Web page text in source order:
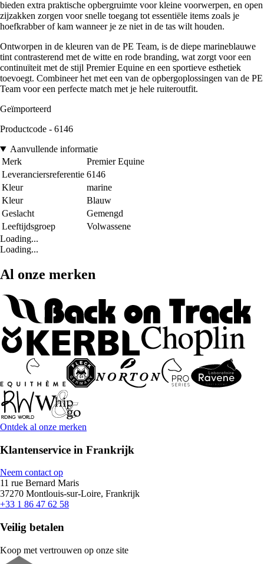
bieden extra praktische opbergruimte voor kleine voorwerpen, en open
zijzakken zorgen voor snelle toegang tot essentiële items zoals je
hoefkrabber of kam wanneer je ze niet in de tas wilt houden.
Ontworpen in de kleuren van de PE Team, is de diepe marineblauwe
tint contrasterend met de witte en rode branding, wat zorgt voor een
continuïteit met de stijl Premier Equine en een sportieve esthetiek
toevoegt. Combineer het met een van de opbergoplossingen van de PE
Team voor een perfecte match met je hele ruiteroutfit.
Geïmporteerd
Productcode - 6146
Aanvullende informatie
Merk
Premier Equine
Leveranciersreferentie 6146
Kleur
marine
Kleur
Blauw
Geslacht
Gemengd
Leeftijdsgroep
Volwassene
Loading...
Loading...
Al onze merken
Ontdek al onze merken
Klantenservice in Frankrijk
Neem contact op
11 rue Bernard Maris
37270 Montlouis-sur-Loire, Frankrijk
+33 1 86 47 62 58
Veilig betalen
Koop met vertrouwen op onze site